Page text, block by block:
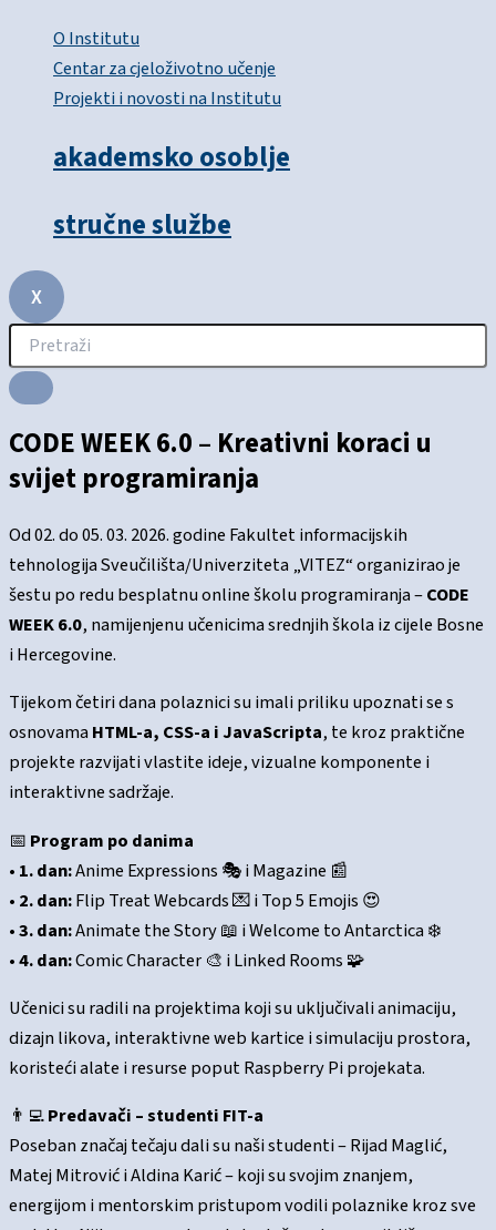
O Institutu
Centar za cjeloživotno učenje
Projekti i novosti na Institutu
akademsko osoblje
stručne službe
X
CODE WEEK 6.0 – Kreativni koraci u
svijet programiranja
Od 02. do 05. 03. 2026. godine Fakultet informacijskih
tehnologija Sveučilišta/Univerziteta „VITEZ“ organizirao je
šestu po redu besplatnu online školu programiranja –CODE
WEEK 6.0, namijenjenu učenicima srednjih škola iz cijele Bosne
i Hercegovine.
Tijekom četiri dana polaznici su imali priliku upoznati se s
osnovama HTML-a, CSS-a i JavaScripta, te kroz praktične
projekte razvijati vlastite ideje, vizualne komponente i
interaktivne sadržaje.
📅 Program po danima
• 1. dan:Anime Expressions 🎭 i Magazine 📰
• 2. dan:Flip Treat Webcards 💌 i Top 5 Emojis 😍
•3. dan:Animate the Story 📖 i Welcome to Antarctica ❄️
•4. dan:Comic Character 🎨 i Linked Rooms 🧩
Učenici su radili na projektima koji su uključivali animaciju,
dizajn likova, interaktivne web kartice i simulaciju prostora,
koristeći alate i resurse poput Raspberry Pi projekata.
👨‍💻Predavači – studenti FIT-a
Poseban značaj tečaju dali su naši studenti – Rijad Maglić,
Matej Mitrović i Aldina Karić – koji su svojim znanjem,
energijom i mentorskim pristupom vodili polaznike kroz sve